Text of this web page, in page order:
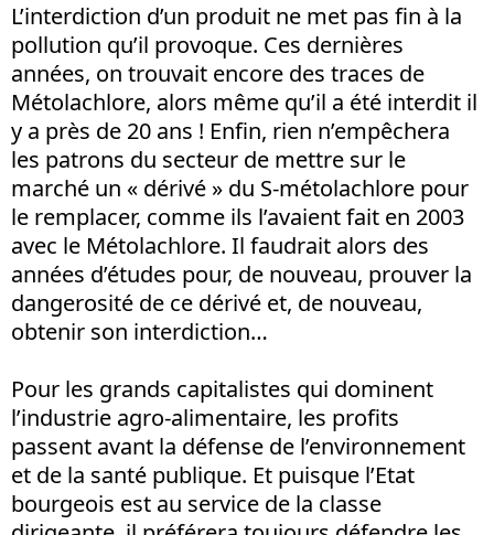
L’interdiction d’un produit ne met pas fin à la
pollution qu’il provoque. Ces dernières
années, on trouvait encore des traces de
Métolachlore, alors même qu’il a été interdit il
y a près de 20 ans ! Enfin, rien n’empêchera
les patrons du secteur de mettre sur le
marché un « dérivé » du S-métolachlore pour
le remplacer, comme ils l’avaient fait en 2003
avec le Métolachlore. Il faudrait alors des
années d’études pour, de nouveau, prouver la
dangerosité de ce dérivé et, de nouveau,
obtenir son interdiction…
Pour les grands capitalistes qui dominent
l’industrie agro-alimentaire, les profits
passent avant la défense de l’environnement
et de la santé publique. Et puisque l’Etat
bourgeois est au service de la classe